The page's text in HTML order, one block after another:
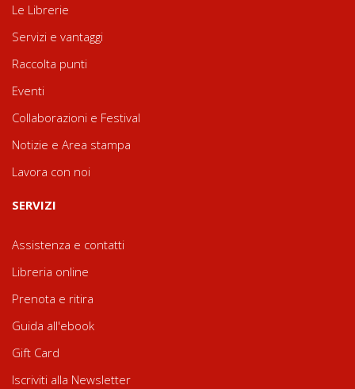
Le Librerie
Servizi e vantaggi
Raccolta punti
Eventi
Collaborazioni e Festival
Notizie e Area stampa
Lavora con noi
SERVIZI
Assistenza e contatti
Libreria online
Prenota e ritira
Guida all'ebook
Gift Card
Iscriviti alla Newsletter